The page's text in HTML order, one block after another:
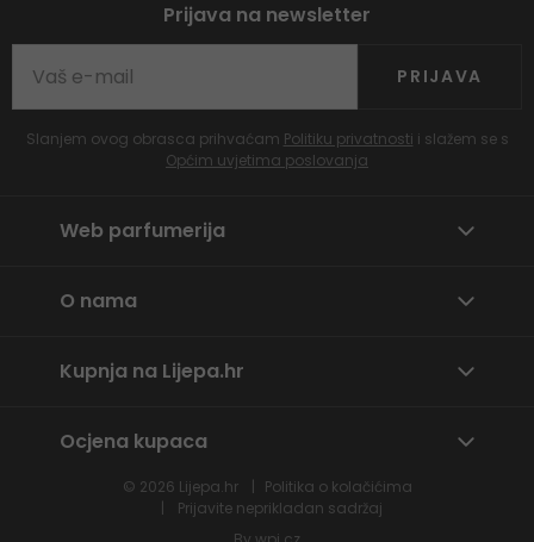
Prijava na newsletter
PRIJAVA
Slanjem ovog obrasca prihvaćam Politiku privatnosti i slažem se s
Općim uvjetima poslovanja
Web parfumerija
O nama
Kupnja na Lijepa.hr
Ocjena kupaca
© 2026 Lijepa.hr
Politika o kolačićima
Prijavite neprikladan sadržaj